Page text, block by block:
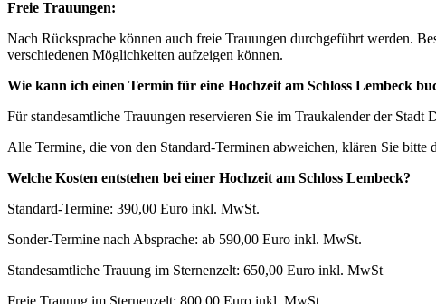
Freie Trauungen:
Nach Rücksprache können auch freie Trauungen durchgeführt werden.
verschiedenen Möglichkeiten aufzeigen können.
Wie kann ich einen Termin für eine Hochzeit am Schloss Lembeck
Für standesamtliche Trauungen reservieren Sie im Traukalender der Stadt
Alle Termine, die von den Standard-Terminen abweichen, klären Sie bitte
Welche Kosten entstehen bei einer Hochzeit am Schloss Lembeck?
Standard-Termine: 390,00 Euro inkl. MwSt.
Sonder-Termine nach Absprache: ab 590,00 Euro inkl. MwSt.
Standesamtliche Trauung im Sternenzelt: 650,00 Euro inkl. MwSt
Freie Trauung im Sternenzelt: 800,00 Euro inkl. MwSt